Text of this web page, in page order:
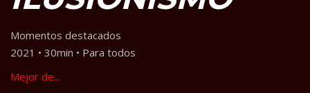
Momentos destacados
2021 • 30min • Para todos
Mejor de...